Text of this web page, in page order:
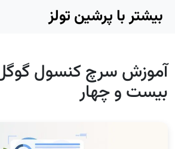
Skip to main content
بیشتر با پرشین تولز
آموزش سرچ کنسول
بیست و چهار